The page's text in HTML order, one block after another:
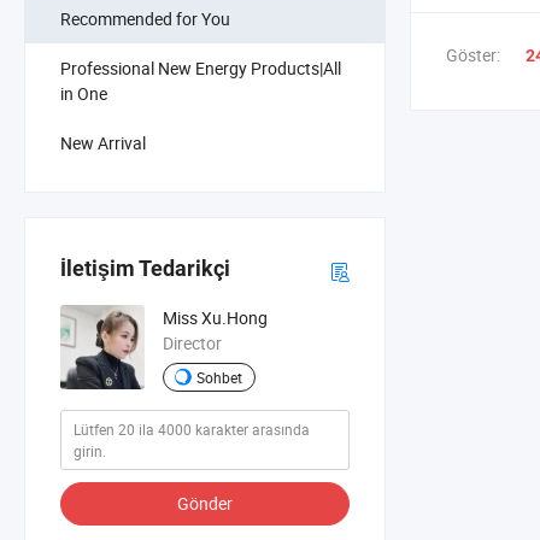
Recommended for You
Professional New Energy Products|All
in One
New Arrival
İletişim Tedarikçi
Miss Xu.Hong
Director
Sohbet
Gönder
Göster: